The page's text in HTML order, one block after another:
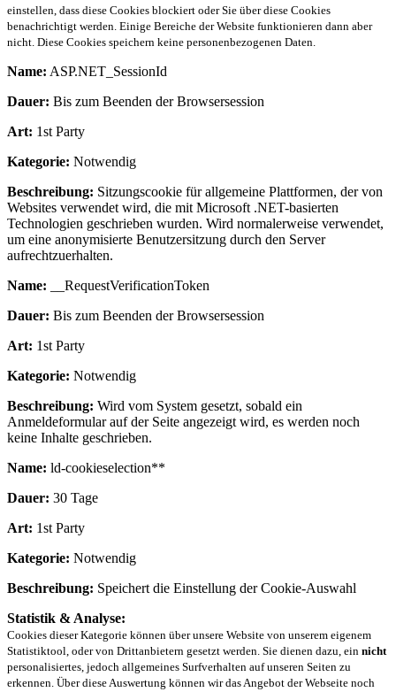
einstellen, dass diese Cookies blockiert oder Sie über diese Cookies
benachrichtigt werden. Einige Bereiche der Website funktionieren dann aber
nicht. Diese Cookies speichern keine personenbezogenen Daten.
Name: ASP.NET_SessionId
Dauer: Bis zum Beenden der Browsersession
Art: 1st Party
Kategorie: Notwendig
Beschreibung: Sitzungscookie für allgemeine Plattformen, der von
Websites verwendet wird, die mit Microsoft .NET-basierten
Technologien geschrieben wurden. Wird normalerweise verwendet,
um eine anonymisierte Benutzersitzung durch den Server
aufrechtzuerhalten.
Name: __RequestVerificationToken
Dauer: Bis zum Beenden der Browsersession
Art: 1st Party
Kategorie: Notwendig
Beschreibung: Wird vom System gesetzt, sobald ein
Anmeldeformular auf der Seite angezeigt wird, es werden noch
keine Inhalte geschrieben.
Name: ld-cookieselection**
Dauer: 30 Tage
Art: 1st Party
Kategorie: Notwendig
Beschreibung: Speichert die Einstellung der Cookie-Auswahl
Statistik & Analyse:
Cookies dieser Kategorie können über unsere Website von unserem eigenem
Statistiktool, oder von Drittanbietern gesetzt werden. Sie dienen dazu, ein nicht
personalisiertes, jedoch allgemeines Surfverhalten auf unseren Seiten zu
erkennen. Über diese Auswertung können wir das Angebot der Webseite noch